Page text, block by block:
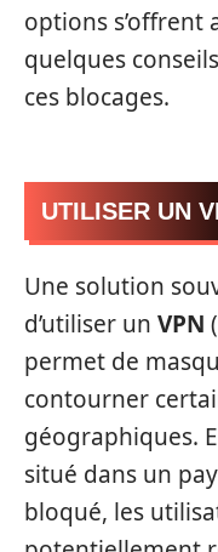
options s’offrent
quelques
ces blocages.
UTILISER UN
Une solution
d’utiliser un VPN
permet de
contourner
géographiques.
situé dans un
bloqué, les